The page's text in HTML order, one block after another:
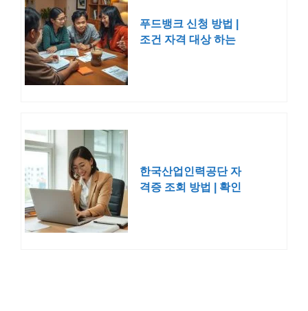
푸드뱅크 신청 방법 |
조건 자격 대상 하는
한국산업인력공단 자
격증 조회 방법 | 확인